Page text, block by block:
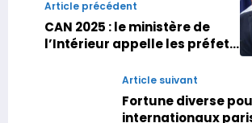
Article précédent
CAN 2025 : le ministère de
l’Intérieur appelle les préfets
l’ordre en France pour les
quarts et les demi-finales
Article suivant
Fortune diverse
internationaux